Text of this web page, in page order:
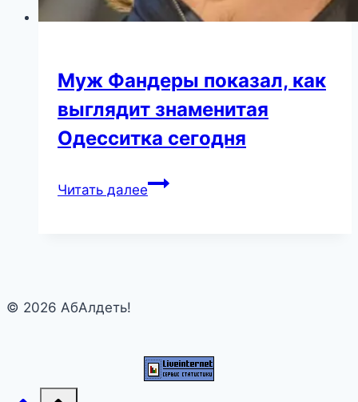
Муж Фандеры показал, как
выглядит знаменитая
Одесситка сегодня
Читать далееМуж
© 2026 АбАлдеть!